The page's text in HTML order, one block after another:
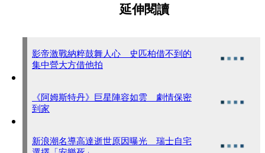
延伸閱讀
影帝激戰納粹鼓舞人心 史匹柏借不到的
集中營大方借他拍
《阿姆斯特丹》巨星陣容如雲 劇情保密
到家
新浪潮名導高達逝世原因曝光 瑞士自宅